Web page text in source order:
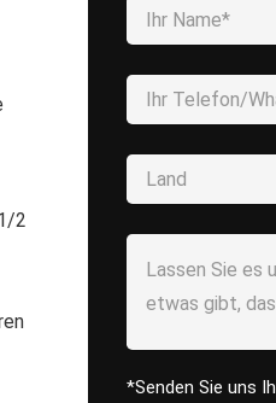
*Senden Sie uns